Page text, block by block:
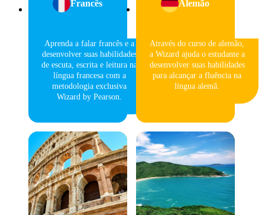
Francês
Aprenda a falar francês e a
desenvolver suas habilidades
de escuta, escrita e leitura na
língua francesa com a
metodologia exclusiva
Wizard by Pearson.
Alemão
Através do curso de alemão,
a Wizard ajuda o estudante a
desenvolver suas habilidades
para alcançar a fluência na
língua alemã.